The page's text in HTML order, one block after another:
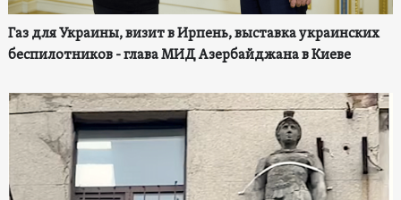
Газ для Украины, визит в Ирпень, выставка украинских
беспилотников - глава МИД Азербайджана в Киеве